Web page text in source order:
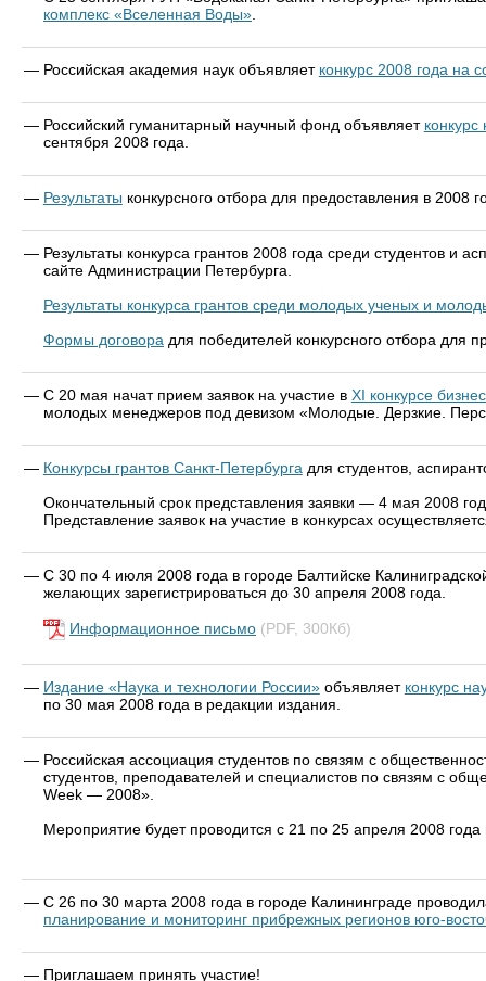
комплекс «Вселенная Воды»
— Российская академия наук объявляет конкурс 2008 года на
— Российский гуманитарный научный фонд объявляет конкурс
сентября 2008 года.
— Результаты конкурсного отбора для предоставления в 2008
— Результаты конкурса грантов 2008 года среди студентов и
сайте Администрации Петербурга.
Результаты конкурса грантов среди молодых ученых и
Формы договора для победителей конкурсного отбора для
— С 20 мая начат прием заявок на участие в XI конкурсе
молодых менеджеров под девизом «Молодые. Дерзкие.
— Конкурсы грантов Санкт-Петербурга для студентов,
Окончательный срок представления заявки — 4 мая 2008
Представление заявок на участие в конкурсах
— С 30 по 4 июля 2008 года в городе Балтийске
желающих зарегистрироваться до 30 апреля 2008 года.
Информационное письмо (PDF, 300Кб)
— Издание «Наука и технологии России»объявляет конкурс
по 30 мая 2008 года в редакции издания.
— Российская ассоциация студентов по связям с
студентов, преподавателей и специалистов по связям с
Week — 2008».
Мероприятие будет проводится с 21 по 25 апреля 2008
— С 26 по 30 марта 2008 года в городе Калининграде
планирование и мониторинг прибрежных регионов юго-
— Приглашаем принять участие!